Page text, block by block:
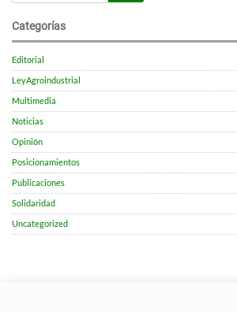
Categorías
Editorial
LeyAgroindustrial
Multimedia
Noticias
Opinión
Posicionamientos
Publicaciones
Solidaridad
Uncategorized